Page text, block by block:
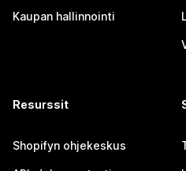
Kaupan hallinnointi
Resurssit
Shopifyn ohjekeskus